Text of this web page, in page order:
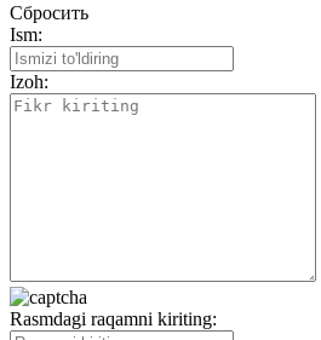
Сбросить
Ism:
Izoh:
Rasmdagi raqamni kiriting: